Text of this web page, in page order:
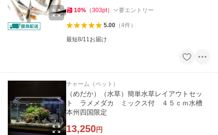
10% （303pt） 要エントリー
5.00（4件）
最短8/11お届け
チャーム（ペット）
（めだか）（水草）簡単水草レイアウトセッ
ト ラメメダカ ミックス付 ４５ｃｍ水槽
本州四国限定
13,250円